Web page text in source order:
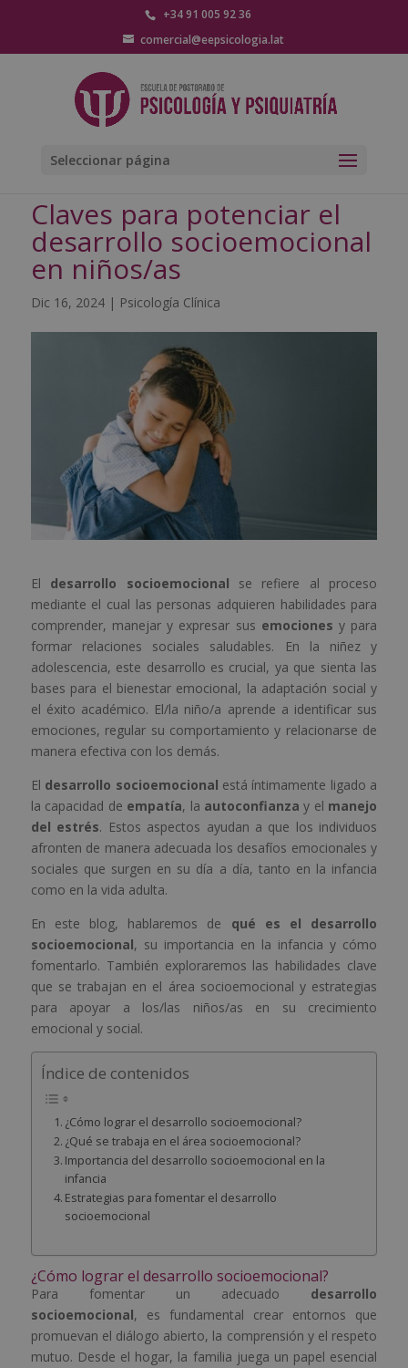
+34 91 005 92 36
comercial@eepsicologia.lat
Seleccionar página
Claves para potenciar el
desarrollo socioemocional
en niños/as
Dic 16, 2024| Psicología Clínica
El desarrollo socioemocional se refiere al proceso
mediante el cual las personas adquieren habilidades para
comprender, manejar y expresar sus emociones y para
formar relaciones sociales saludables. En la niñez y
adolescencia, este desarrollo es crucial, ya que sienta las
bases para el bienestar emocional, la adaptación social y
el éxito académico. El/la niño/a aprende a identificar sus
emociones, regular su comportamiento y relacionarse de
manera efectiva con los demás.
El desarrollo socioemocional está íntimamente ligado a
la capacidad de empatía, la autoconfianza y el manejo
del estrés. Estos aspectos ayudan a que los individuos
afronten de manera adecuada los desafíos emocionales y
sociales que surgen en su día a día, tanto en la infancia
como en la vida adulta.
En este blog, hablaremos de qué es el desarrollo
socioemocional, su importancia en la infancia y cómo
fomentarlo. También exploraremos las habilidades clave
que se trabajan en el área socioemocional y estrategias
para apoyar a los/las niños/as en su crecimiento
emocional y social.
Índice de contenidos
¿Cómo lograr el desarrollo socioemocional?
¿Qué se trabaja en el área socioemocional?
Importancia del desarrollo socioemocional en la
infancia
Estrategias para fomentar el desarrollo
socioemocional
¿Cómo lograr el desarrollo socioemocional?
Para fomentar un adecuado desarrollo
socioemocional, es fundamental crear entornos que
promuevan el diálogo abierto, la comprensión y el respeto
mutuo. Desde el hogar, la familia juega un papel esencial